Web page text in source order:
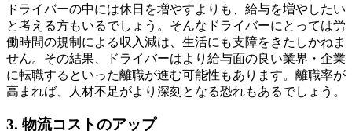
ドライバーの中には休日を増やすよりも、給与を増やしたい
と考える方もいるでしょう。そんなドライバーにとっては労
働時間の規制による収入減は、生活にも支障をきたしかねま
せん。その結果、ドライバーはより給与面の良い業界・企業
に転職するといった離職が進む可能性もあります。離職率が
高まれば、人材不足がより深刻となる恐れもあるでしょう。
3. 物流コストのアップ